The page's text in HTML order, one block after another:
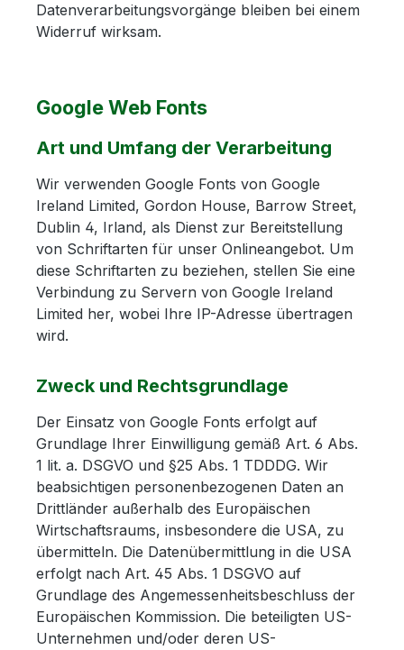
Datenverarbeitungsvorgänge bleiben bei einem
Widerruf wirksam.
Google Web Fonts
Art und Umfang der Verarbeitung
Wir verwenden Google Fonts von Google
Ireland Limited, Gordon House, Barrow Street,
Dublin 4, Irland, als Dienst zur Bereitstellung
von Schriftarten für unser Onlineangebot. Um
diese Schriftarten zu beziehen, stellen Sie eine
Verbindung zu Servern von Google Ireland
Limited her, wobei Ihre IP-Adresse übertragen
wird.
Zweck und Rechtsgrundlage
Der Einsatz von Google Fonts erfolgt auf
Grundlage Ihrer Einwilligung gemäß Art. 6 Abs.
1 lit. a. DSGVO und §25 Abs. 1 TDDDG. Wir
beabsichtigen personenbezogenen Daten an
Drittländer außerhalb des Europäischen
Wirtschaftsraums, insbesondere die USA, zu
übermitteln. Die Datenübermittlung in die USA
erfolgt nach Art. 45 Abs. 1 DSGVO auf
Grundlage des Angemessenheitsbeschluss der
Europäischen Kommission. Die beteiligten US-
Unternehmen und/oder deren US-